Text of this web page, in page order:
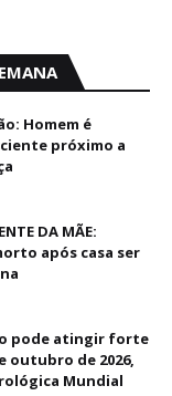
Homem é
próximo a
DA MÃE:
após casa ser
pode atingir forte
de 2026,
Mundial